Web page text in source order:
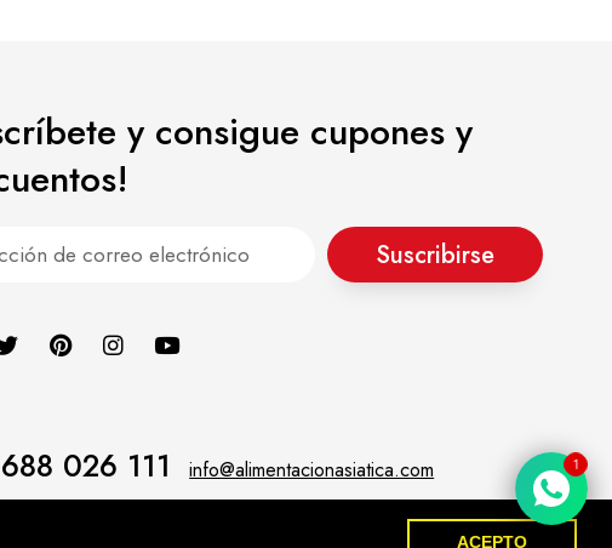
ACEPTO
y consigue cupones y
Suscribirse
026 111 info@alimentacionasiatica.com 1